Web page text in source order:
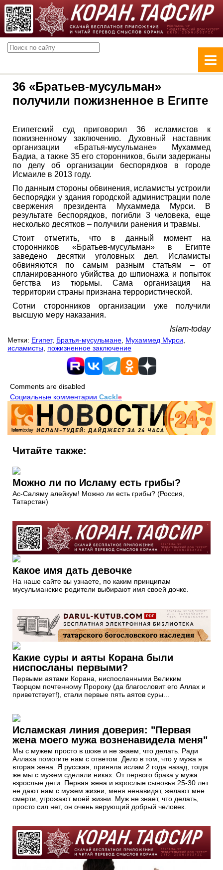
36 «Братьев-мусульман»
получили пожизненное в Египте
Египетский суд приговорил 36 исламистов к
пожизненному заключению. Духовный наставник
организации «Братья-мусульмане» Мухаммед
Бадиа, а также 35 его сторонников, были задержаны
по делу об организации беспорядков в городе
Исмаиле в 2013 году.
По данным стороны обвинения, исламисты устроили
беспорядки у здания городской администрации поле
свержения президента Мухаммеда Мурси. В
результате беспорядков, погибли 3 человека, еще
несколько десятков – получили ранения и травмы.
Стоит отметить, что в данный момент на
сторонников «Братьев-мусульман» в Египте
заведено десятки уголовных дел. Исламисты
обвиняются по самым разным статьям – от
спланированного убийства до шпионажа и попыток
бегства из тюрьмы. Сама организация на
территории страны признана террористической.
Сотни сторонников организации уже получили
высшую меру наказания.
Islam-today
Метки: Египет, Братья-мусульмане Мухаммед Мурси
исламисты пожизненное заключение
Comments are disabled
Социальные комментарии Cackle
Читайте также:
Можно ли по Исламу есть грибы?
Ас-Саляму алейкум! Можно ли есть грибы? (Россия,
Татарстан)
Какое имя дать девочке
На наше сайте вы узнаете, по каким принципам
мусульманские родители выбирают имя своей дочке.
Какие суры и аяты Корана были
ниспосланы первыми?
Первыми аятами Корана, ниспосланными Великим
Творцом почтенному Пророку (да благословит его Аллах и
приветствует!), стали первые пять аятов суры...
Исламская линия доверия: "Первая
жена моего мужа возненавидела меня"
Мы с мужем просто в шоке и не знаем, что делать. Ради
Аллаха помогите нам с ответом. Дело в том, что у мужа я
вторая жена. Я русская, приняла ислам 2 года назад, тогда
же мы с мужем сделали никах. От первого брака у мужа
взрослые дети. Первая жена и взрослые сыновья 25-30 лет
не дают нам с мужем жизни, меня ненавидят, желают мне
смерти, угрожают моей жизни. Муж не знает, что делать,
просто сил нет, он очень верующий добрый человек.